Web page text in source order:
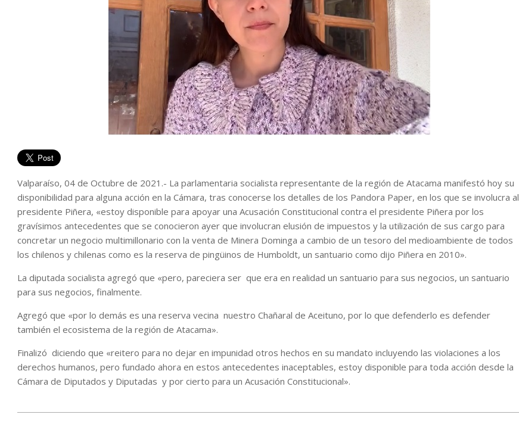
Valparaíso, 04 de Octubre de 2021.- La parlamentaria socialista representante de la región de Atacama manifestó hoy su
disponibilidad para alguna acción en la Cámara, tras conocerse los detalles de los Pandora Paper, en los que se involucra al
presidente Piñera, «estoy disponible para apoyar una Acusación Constitucional contra el presidente Piñera por los
gravísimos antecedentes que se conocieron ayer que involucran elusión de impuestos y la utilización de sus cargo para
concretar un negocio multimillonario con la venta de Minera Dominga a cambio de un tesoro del medioambiente de todos
los chilenos y chilenas como es la reserva de pingüinos de Humboldt, un santuario como dijo Piñera en 2010».
La diputada socialista agregó que «pero, pareciera ser que era en realidad un santuario para sus negocios, un santuario
para sus negocios, finalmente.
Agregó que «por lo demás es una reserva vecina nuestro Chañaral de Aceituno, por lo que defenderlo es defender
también el ecosistema de la región de Atacama».
Finalizó diciendo que «reitero para no dejar en impunidad otros hechos en su mandato incluyendo las violaciones a los
derechos humanos, pero fundado ahora en estos antecedentes inaceptables, estoy disponible para toda acción desde la
Cámara de Diputados y Diputadas y por cierto para un Acusación Constitucional».